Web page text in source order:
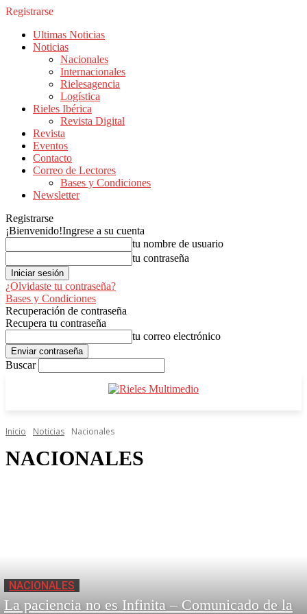
Registrarse
Ultimas Noticias
Noticias
Nacionales
Internacionales
Rielesagencia
Logística
Rieles Ibérica
Revista Digital
Revista
Eventos
Contacto
Correo de Lectores
Bases y Condiciones
Newsletter
Registrarse
¡Bienvenido!Ingrese a su cuenta
tu nombre de usuario
tu contraseña
¿Olvidaste tu contraseña?
Bases y Condiciones
Recuperación de contraseña
Recupera tu contraseña
tu correo electrónico
Buscar
Inicio Noticias Nacionales
NACIONALES
NACIONALES
La paciencia no es Infinita – Comunicado de la